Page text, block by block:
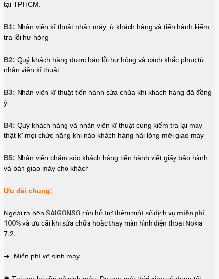
tại TP.HCM.
B1: Nhân viên kĩ thuật nhận máy từ khách hàng và tiến hành kiểm
tra lỗi hư hỏng
B2: Quý khách hàng được báo lỗi hư hỏng và cách khắc phục từ
nhân viên kĩ thuật
B3: Nhân viên kĩ thuật tiến hành sửa chữa khi khách hàng đã đồng
ý
B4: Quý khách hàng và nhân viên kĩ thuật cùng kiểm tra lại máy
thật kĩ mọi chức năng khi nào khách hàng hài lòng mới giao máy
B5: Nhân viên chăm sóc khách hàng tiến hành viết giấy bảo hành
và bàn giao máy cho khách
Ưu đãi chung:
Ngoài ra bên SAIGONSO còn hỗ trợ thêm một số dịch vụ miễn phí
100% và ưu đãi khi sửa chữa hoặc thay màn hình điện thoại Nokia
7.2.
➜ Miễn phí vệ sinh máy